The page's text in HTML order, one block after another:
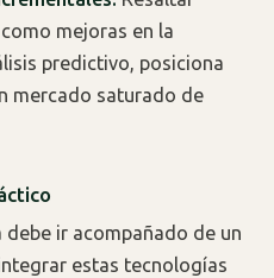
mejoras en la
predictivo, posiciona
mercado saturado de
debe ir acompañado de un
estas tecnologías